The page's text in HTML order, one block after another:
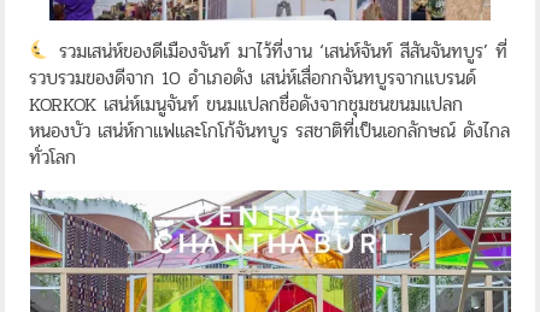
รวมเสน่ห์ของดีเมืองจันท์ มาไว้ที่งาน ‘เสน่ห์จันท์ สีสันจันทบูร’ ที่
รวบรวมของดีจาก 10 อำเภอดัง เสน่ห์เสื่อกกจันทบูรจากแบรนด์
KORKOK เสน่ห์เมนูจันท์ ขนมแปลกชื่อดังจากชุมชนขนมแปลก
หนองบัว เสน่ห์กาแฟและโกโก้จันทบูร รสชาติที่เป็นเอกลักษณ์ ดังไกล
ทั่วโลก